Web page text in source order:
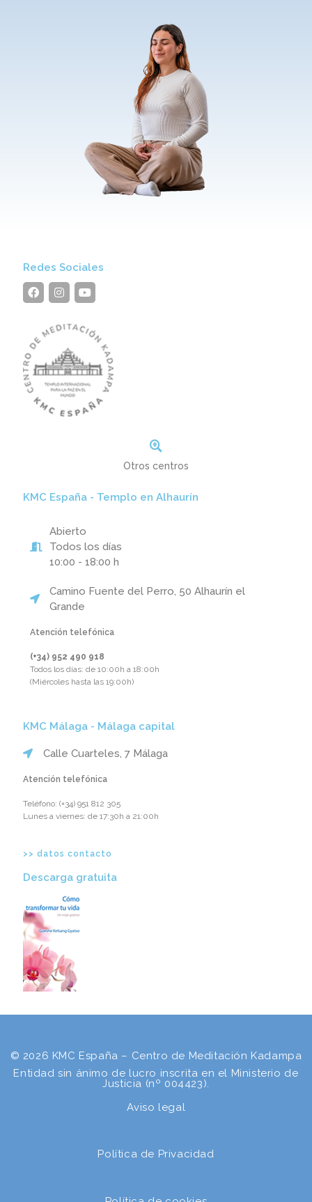
Redes Sociales
Otros centros
KMC España - Templo en Alhaurín
Abierto
Todos los días
10:00 - 18:00 h
Camino Fuente del Perro, 50 Alhaurín el
Grande
Atención telefónica
(+34) 952 490 918‬
Todos los días: de 10:00h a 18:00h
(Miércoles hasta las 19:00h)
KMC Málaga - Málaga capital
Calle Cuarteles, 7 Málaga
Atención telefónica
Teléfono: ‪(+34) 951 812 305‬
Lunes a viernes: de 17:30h a 21:00h
>> datos contacto
Descarga gratuita​
© 2026 KMC España – Centro de Meditación Kadampa
Entidad sin ánimo de lucro inscrita en el Ministerio de
Justicia (nº 004423).
Aviso legal
Política de Privacidad